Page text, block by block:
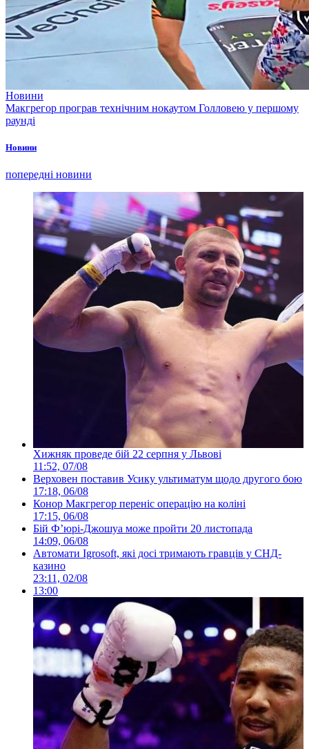
Новини
Макгрегор програв технічним нокаутом Голловею у першому
раунді
Новини
попередні новини
Хижняк проведе бій 22 серпня у Львові
11:52, 07/08
Верховен поставив Усику ультиматум щодо другого бою
17:18, 06/08
Конор Макгрегор переніс операцію на коліні
17:15, 06/08
Бій Ф’юрі-Джошуа може пройти 20 листопада
14:09, 06/08
Автомати Igrosoft, які досі тримають гравців у СНД-
казино
23:11, 02/08
13:00